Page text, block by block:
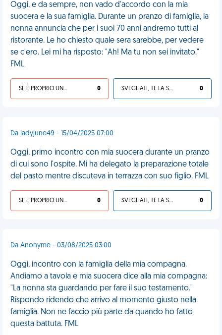
Oggi, e da sempre, non vado d'accordo con la mia
suocera e la sua famiglia. Durante un pranzo di famiglia, la
nonna annuncia che per i suoi 70 anni andremo tutti al
ristorante. Le ho chiesto quale sera sarebbe, per vedere
se c'ero. Lei mi ha risposto: "Ah! Ma tu non sei invitato."
FML
SÌ, È PROPRIO UNA VDM! 0 SVEGLIATI, TE LA SEI CERCATA! 0
Da ladyjune49 - 15/04/2025 07:00
Oggi, primo incontro con mia suocera durante un pranzo
di cui sono l'ospite. Mi ha delegato la preparazione totale
del pasto mentre discuteva in terrazza con suo figlio. FML
SÌ, È PROPRIO UNA VDM! 0 SVEGLIATI, TE LA SEI CERCATA! 0
Da Anonyme - 03/08/2025 03:00
Oggi, incontro con la famiglia della mia compagna.
Andiamo a tavola e mia suocera dice alla mia compagna:
"La nonna sta guardando per fare il suo testamento."
Rispondo ridendo che arrivo al momento giusto nella
famiglia. Non ne faccio più parte da quando ho fatto
questa battuta. FML